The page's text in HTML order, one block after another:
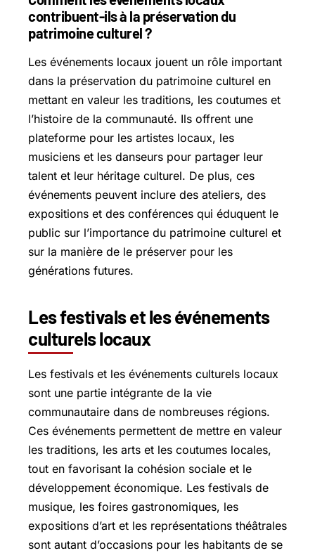
contribuent-ils à la préservation du
patrimoine culturel ?
Les événements locaux jouent un rôle important
dans la préservation du patrimoine culturel en
mettant en valeur les traditions, les coutumes et
l’histoire de la communauté. Ils offrent une
plateforme pour les artistes locaux, les
musiciens et les danseurs pour partager leur
talent et leur héritage culturel. De plus, ces
événements peuvent inclure des ateliers, des
expositions et des conférences qui éduquent le
public sur l’importance du patrimoine culturel et
sur la manière de le préserver pour les
générations futures.
Les festivals et les événements
culturels locaux
Les festivals et les événements culturels locaux
sont une partie intégrante de la vie
communautaire dans de nombreuses régions.
Ces événements permettent de mettre en valeur
les traditions, les arts et les coutumes locales,
tout en favorisant la cohésion sociale et le
développement économique. Les festivals de
musique, les foires gastronomiques, les
expositions d’art et les représentations théâtrales
sont autant d’occasions pour les habitants de se